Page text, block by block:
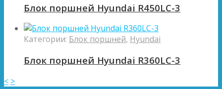
Блок поршней Hyundai R450LC-3
Категории: Блок поршней, Hyundai
Блок поршней Hyundai R360LC-3
< >